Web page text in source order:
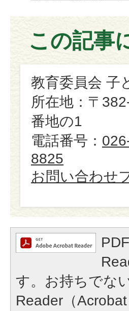
この記事
教育委員会 子
所在地：〒
番地の1
電話番号：
8825
お問い合わせ
す。お持ちでな
Reader（